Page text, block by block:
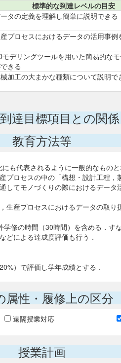
標準的な到達レベルの目安
タの定義を理解し簡単に説明できる
プロセスにおけるデータの活用事例
モデリングツールを用いた簡易的な
きる
加工の大まかな種類について説明で
達目標項目との関係
教育方法等
も代表されるように一般的なもの
ロセスの中の「構想・設計工程
てモノづくりの際におけるデー
産プロセスにおけるデータの取り
修の時間（30時間）を含める．
どによる達成度評価も行う．
）で評価し学年成績とする．
属性・履修上の区分
遠隔授業対応
授業計画